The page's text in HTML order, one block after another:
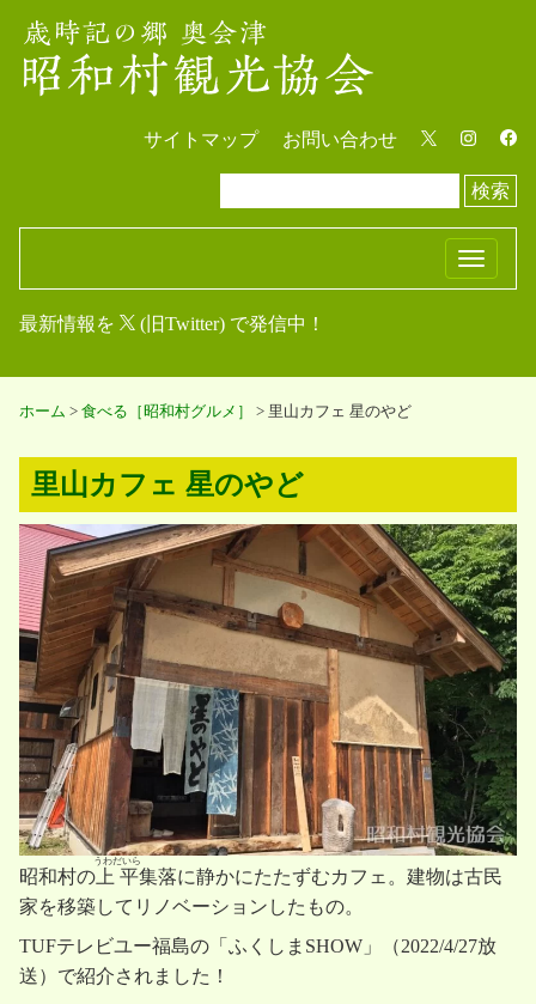
サイトマップ お問い合わせ
検索
T
o
l
i
g
a
t
i
o
n
最新情報を (旧Twitter) で発信中！
ホーム > 食べる［昭和村グルメ］ > 里山カフェ 星のやど
里山カフェ 星のやど
昭和村の 上平
うわだいら
集落に静かにたたずむカフェ。建物は古民
家を移築してリノベーションしたもの。
TUFテレビユー福島の「ふくしまSHOW」（2022/4/27放
送）で紹介されました！